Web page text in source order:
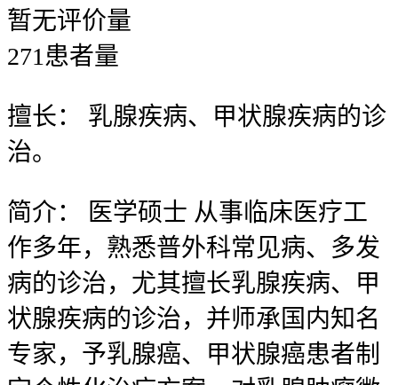
暂无评价量
271患者量
擅长：
乳腺疾病、甲状腺疾病的诊
治。
简介：
医学硕士 从事临床医疗工
作多年，熟悉普外科常见病、多发
病的诊治，尤其擅长乳腺疾病、甲
状腺疾病的诊治，并师承国内知名
专家，予乳腺癌、甲状腺癌患者制